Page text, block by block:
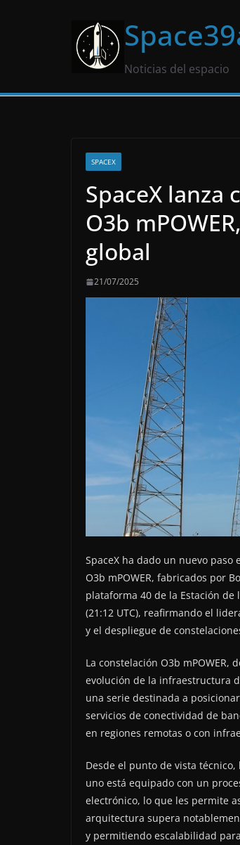
Noticias del espacio
SPACEX
SpaceX
O3b
global
21/07/2025
SpaceX ha dado un nuevo
O3b mPOWER, fabricados por
plataforma 40 de la Estación de
(21:12 UTC), reafirmando el
y el despliegue de
La constelación O3b mPOWER,
evolución de la infraestructura
una serie destinada a
servicios de conectividad de
en regiones remotas o con
Desde el punto de vista
uno está equipado con un
electrónico, lo que les permite
arquitectura supera
y permitiendo escalabilidad